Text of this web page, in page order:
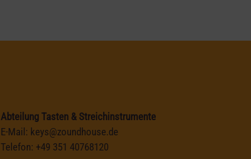
Abteilung Tasten & Streichinstrumente
E-Mail: keys@zoundhouse.de
Telefon: +49 351 40768120